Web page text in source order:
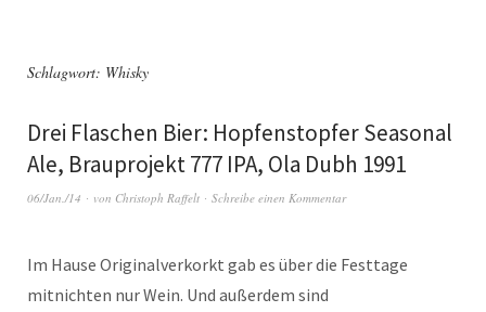
Schlagwort: Whisky
Drei Flaschen Bier: Hopfenstopfer Seasonal
Ale, Brauprojekt 777 IPA, Ola Dubh 1991
06/Jan./14 von Christoph Raffelt Schreibe einen Kommentar
Im Hause Originalverkorkt gab es über die Festtage
mitnichten nur Wein. Und außerdem sind